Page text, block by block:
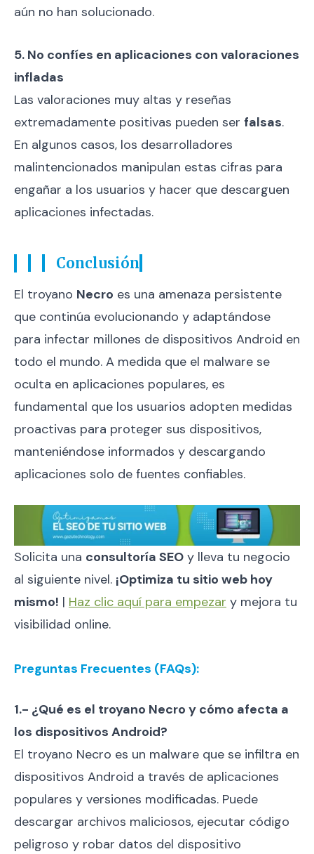
aún no han solucionado.
5. No confíes en aplicaciones con valoraciones
infladas
Las valoraciones muy altas y reseñas
extremadamente positivas pueden ser falsas.
En algunos casos, los desarrolladores
malintencionados manipulan estas cifras para
engañar a los usuarios y hacer que descarguen
aplicaciones infectadas.
Conclusión
El troyano Necro es una amenaza persistente
que continúa evolucionando y adaptándose
para infectar millones de dispositivos Android en
todo el mundo. A medida que el malware se
oculta en aplicaciones populares, es
fundamental que los usuarios adopten medidas
proactivas para proteger sus dispositivos,
manteniéndose informados y descargando
aplicaciones solo de fuentes confiables.
Solicita una consultoría SEO y lleva tu negocio
al siguiente nivel. ¡Optimiza tu sitio web hoy
mismo! | Haz clic aquí para empezar y mejora tu
visibilidad online.
Preguntas Frecuentes (FAQs):
1.- ¿Qué es el troyano Necro y cómo afecta a
los dispositivos Android?
El troyano Necro es un malware que se infiltra en
dispositivos Android a través de aplicaciones
populares y versiones modificadas. Puede
descargar archivos maliciosos, ejecutar código
peligroso y robar datos del dispositivo